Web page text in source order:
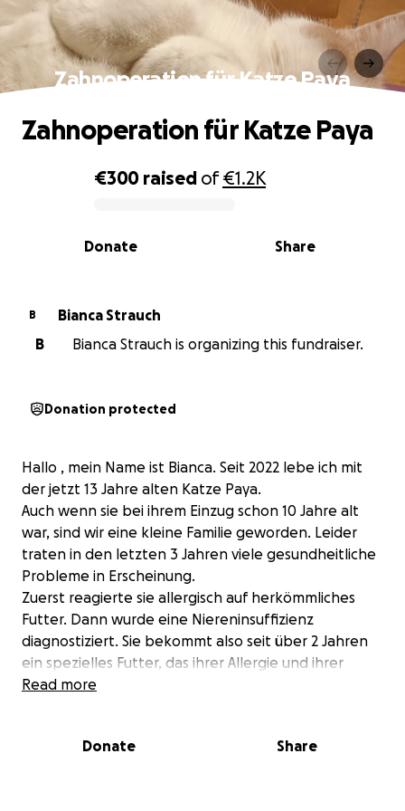
Zahnoperation für Katze Paya
0% complete
€300 raised of€1.2K
Share
Donate
Zahnoperation für Katze Paya
B
Bianca Strauch
B
Bianca Strauch is organizing this fundraiser.
Donation protected
Hallo , mein Name ist Bianca. Seit 2022 lebe ich mit
der jetzt 13 Jahre alten Katze Paya.
Auch wenn sie bei ihrem Einzug schon 10 Jahre alt
war, sind wir eine kleine Familie geworden. Leider
traten in den letzten 3 Jahren viele gesundheitliche
Probleme in Erscheinung.
Zuerst reagierte sie allergisch auf herkömmliches
Futter. Dann wurde eine Niereninsuffizienz
diagnostiziert. Sie bekommt also seit über 2 Jahren
ein spezielles Futter, das ihrer Allergie und ihrer
Nierenerkrankung gerecht wird. Einige Monate
Medikamente nehmen muss. Zwei mal im Jahr
Read more
Donate Share